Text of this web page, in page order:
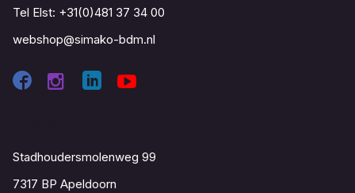
Tel Elst: +31(0)481 37 34 00
webshop@simako-bdm.nl
Stadhoudersmolenweg 99
7317 BP Apeldoorn